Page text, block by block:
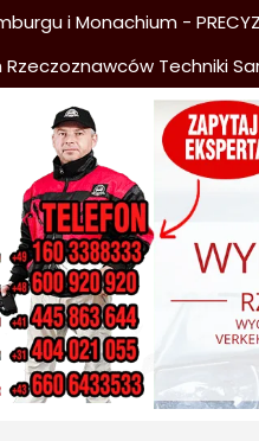
i Monachium -
Techniki